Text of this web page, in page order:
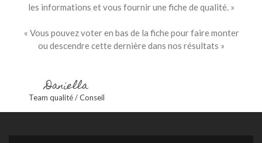
les informations et vous fournir une fiche de qualité. »
« Vous pouvez voter en bas de la fiche pour faire monter
ou descendre cette dernière dans nos résultats »
Daniella
Team qualité / Conseil